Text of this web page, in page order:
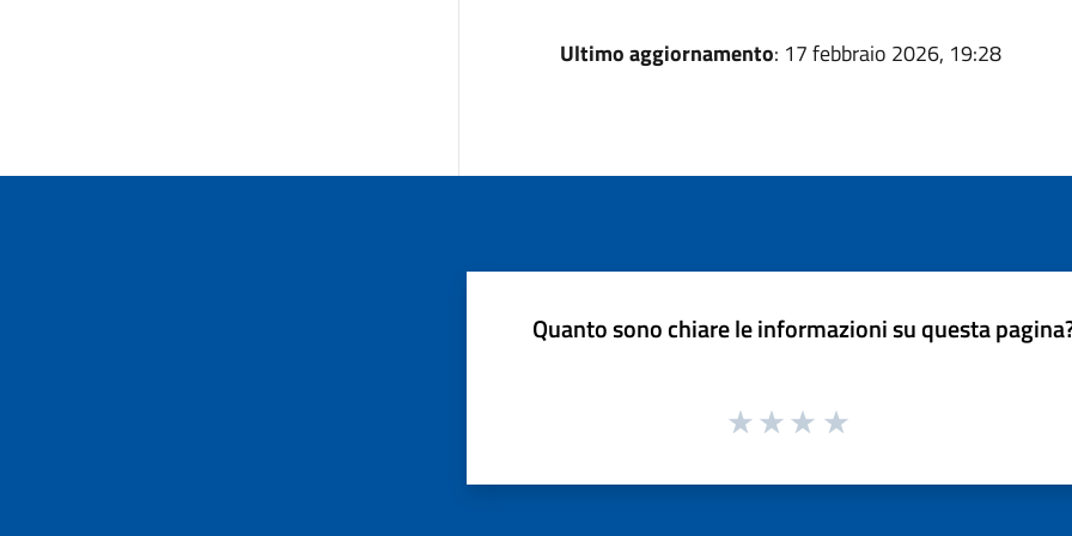
Ultimo aggiornamento: 17 febbraio 2026, 19:28
Quanto sono chiare le informazioni su questa